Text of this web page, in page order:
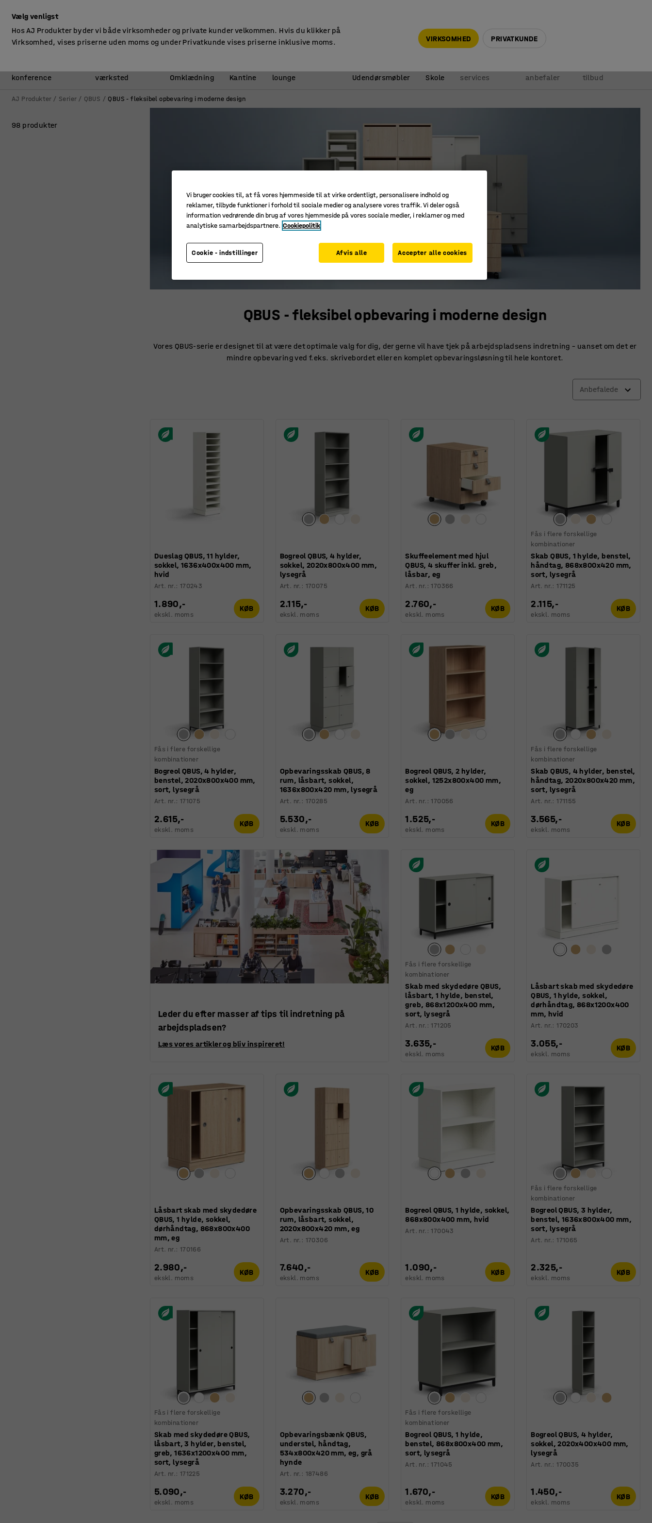
konference
værksted
Omklædning Kantine
lounge
Udendørsmøbler Skole
services
anbefaler
tilbud
AJ Produkter Serier QBUS QBUS - fleksibel opbevaring i moderne design
QBUS - fleksibel opbevaring i moderne design
Vores QBUS-serie er designet til at være det optimale valg for dig, der gerne vil have tjek på arbejdspladsens indretning – uanset om det er
mindre opbevaring ved f.eks. skrivebordet eller en komplet opbevaringsløsning til hele kontoret.
Anbefalede
Dueslag QBUS, 11 hylder,
sokkel, 1636x400x400 mm,
hvid
Art. nr.: 170243
1.890,-
ekskl. moms
KØB
Bogreol QBUS, 4 hylder,
sokkel, 2020x800x400 mm,
lysegrå
Art. nr. : 170075
2.115,-
ekskl. moms
KØB
Skuffeelement med hjul
QBUS, 4 skuffer inkl. greb,
låsbar, eg
Art. nr. :170366
2.760,-
ekskl. moms
KØB
Fås i flere forskellige
kombinationer
Skab QBUS, 1 hylde, benstel,
håndtag, 868x800x420 mm,
sort, lysegrå
Art. nr.:171125
2.115,-
ekskl. moms
KØB
Fås i flere forskellige
kombinationer
Bogreol QBUS, 4 hylder,
benstel, 2020x800x400 mm,
sort, lysegrå
Art. nr.: 171075
2.615,-
ekskl. moms
KØB
Opbevaringsskab QBUS, 8
rum, låsbart, sokkel,
1636x800x420 mm, lysegrå
Art. nr. : 170285
5.530,-
ekskl. moms
KØB
Bogreol QBUS, 2 hylder,
sokkel, 1252x800x400 mm,
eg
Art. nr. :170056
1.525,-
ekskl. moms
KØB
Fås i flere forskellige
kombinationer
Skab QBUS, 4 hylder, benstel,
håndtag, 2020x800x420 mm,
sort, lysegrå
Art. nr.:171155
3.565,-
ekskl. moms
KØB
Leder du efter masser af tips til indretning på
arbejdspladsen?
Læs vores artikler og bliv inspireret!
Fås i flere forskellige
kombinationer
Skab med skydedøre QBUS,
låsbart, 1 hylde, benstel,
greb, 868x1200x400 mm,
sort, lysegrå
Art. nr. :171205
3.635,-
ekskl. moms
KØB
Låsbart skab med skydedøre
QBUS, 1 hylde, sokkel,
dørhåndtag, 868x1200x400
mm, hvid
Art. nr.:170203
3.055,-
ekskl. moms
KØB
Låsbart skab med skydedøre
QBUS, 1 hylde, sokkel,
dørhåndtag, 868x800x400
mm, eg
Art. nr.: 170166
2.980,-
ekskl. moms
KØB
Opbevaringsskab QBUS, 10
rum, låsbart, sokkel,
2020x800x420 mm, eg
Art. nr. : 170306
7.640,-
ekskl. moms
KØB
Bogreol QBUS, 1 hylde, sokkel,
868x800x400 mm, hvid
Art. nr. :170043
1.090,-
ekskl. moms
KØB
Fås i flere forskellige
kombinationer
Bogreol QBUS, 3 hylder,
benstel, 1636x800x400 mm,
sort, lysegrå
Art. nr.:171065
2.325,-
ekskl. moms
KØB
Fås i flere forskellige
kombinationer
Skab med skydedøre QBUS,
låsbart, 3 hylder, benstel,
greb, 1636x1200x400 mm,
sort, lysegrå
Art. nr.: 171225
5.090,-
ekskl. moms
KØB
Opbevaringsbænk QBUS,
understel, håndtag,
534x800x420 mm, eg, grå
hynde
Art. nr. : 187486
3.270,-
ekskl. moms
KØB
Fås i flere forskellige
kombinationer
Bogreol QBUS, 1 hylde,
benstel, 868x800x400 mm,
sort, lysegrå
Art. nr. :171045
1.670,-
ekskl. moms
KØB
Bogreol QBUS, 4 hylder,
sokkel, 2020x400x400 mm,
lysegrå
Art. nr.:170035
1.450,-
ekskl. moms
KØB
98 produkter
Vælg venligst
Hos AJ Produkter byder vi både virksomheder og private kunder velkommen. Hvis du klikker på
Virksomhed, vises priserne uden moms og under Privatkunde vises priserne inklusive moms.
VIRKSOMHED PRIVATKUNDE
Vi bruger cookies til, at få vores hjemmeside til at virke ordentligt, personalisere indhold og
reklamer, tilbyde funktioner i forhold til sociale medier og analysere vores traffik. Vi deler også
information vedrørende din brug af vores hjemmeside på vores sociale medier, i reklamer og med
analytiske samarbejdspartnere. Cookiepolitik
Cookie - indstillinger Afvis alle Accepter alle cookies